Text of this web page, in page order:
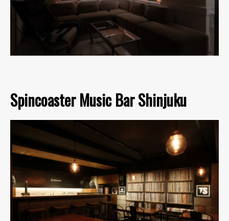
Spincoaster Music Bar Shinjuku